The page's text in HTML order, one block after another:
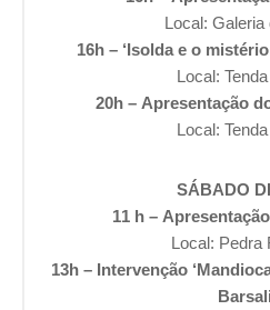
Local: Galeria
16h – ‘Isolda e o
Local:
20h – Apresentação
Local:
SÁBADO
11 h –
Local: Pedra
13h – Intervenção